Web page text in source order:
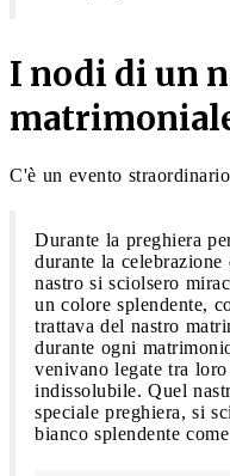
I nodi di un
C'è un evento
Durante la preghiera
durante la
nastro si sciolsero
un colore splendente,
trattava del nastro
durante ogni
venivano legate tra
indissolubile. Quel
speciale preghiera, si
bianco splendente